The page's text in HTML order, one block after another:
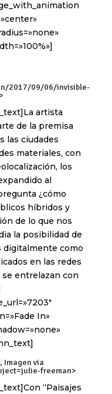
2017/09/06/invisible-
>
artista
de la premisa
las ciudades
materiales, con
los
al
¿cómo
híbridos y
de lo que nos
la posibilidad de
digitalmente como
en las redes
se entrelazan con
In»
Imagen via
freeman>
“Paisajes